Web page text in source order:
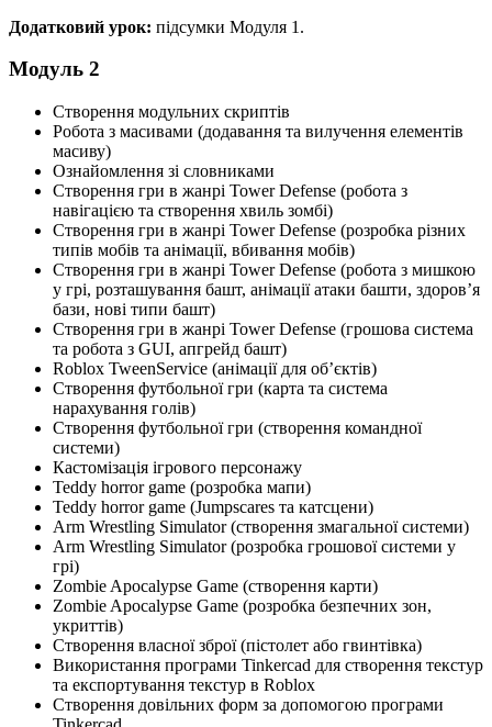
Додатковий урок: підсумки Модуля 1.
Модуль 2
Створення модульних скриптів
Робота з масивами (додавання та вилучення елементів
масиву)
Ознайомлення зі словниками
Створення гри в жанрі Tower Defense (робота з
навігацією та створення хвиль зомбі)
Створення гри в жанрі Tower Defense (розробка різних
типів мобів та анімації, вбивання мобів)
Створення гри в жанрі Tower Defense (робота з мишкою
у грі, розташування башт, анімації атаки башти, здоров’я
бази, нові типи башт)
Створення гри в жанрі Tower Defense (грошова система
та робота з GUI, апгрейд башт)
Roblox TweenService (анімації для об’єктів)
Створення футбольної гри (карта та система
нарахування голів)
Створення футбольної гри (створення командної
системи)
Кастомізація ігрового персонажу
Teddy horror game (розробка мапи)
Teddy horror game (Jumpscares та катсцени)
Arm Wrestling Simulator (створення змагальної системи)
Arm Wrestling Simulator (розробка грошової системи у
грі)
Zombie Apocalypse Game (створення карти)
Zombie Apocalypse Game (розробка безпечних зон,
укриттів)
Створення власної зброї (пістолет або гвинтівка)
Використання програми Tinkercad для створення текстур
та експортування текстур в Roblox
Створення довільних форм за допомогою програми